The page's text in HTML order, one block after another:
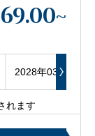
~
2028年03月12日
れます